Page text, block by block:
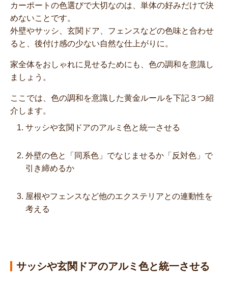
カーポートの色選びで大切なのは、単体の好みだけで決
めないことです。
外壁やサッシ、玄関ドア、フェンスなどの色味と合わせ
ると、後付け感の少ない自然な仕上がりに。
家全体をおしゃれに見せるためにも、色の調和を意識し
ましょう。
ここでは、色の調和を意識した黄金ルールを下記３つ紹
介します。
サッシや玄関ドアのアルミ色と統一させる
外壁の色と「同系色」でなじませるか「反対色」で
引き締めるか
屋根やフェンスなど他のエクステリアとの連動性を
考える
サッシや玄関ドアのアルミ色と統一させる